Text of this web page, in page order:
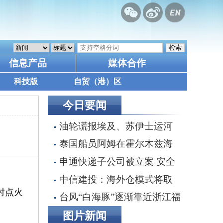
信息产品 媒体合作
科技版 自贸（港）区
点火
今日要闻
油轮谎报埃及、苏伊士运河
为目的港，掩盖沙特红海装货行
泰国船员阿姆在霍尔木兹海
峡遭枪击身亡 遗体运抵家乡
申通快递子公司被立案 安全
事故频发引监管追责 30亿融资
搁浅数智化转型承压
中信建投：海外仓模式将取
代直邮成为主流 具全链条能力
端到端整合者将最终胜出
台风“白海豚”逐渐靠近浙江福
建 沿海多地停航停工应对防范
图片新闻